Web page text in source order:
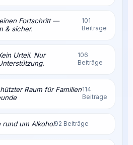
Fortschritt —
& sicher.
101
Beiträge
Urteil. Nur
106
Beiträge
Raum für Familien114
Beiträge
rund um Alkohol92 Beiträge